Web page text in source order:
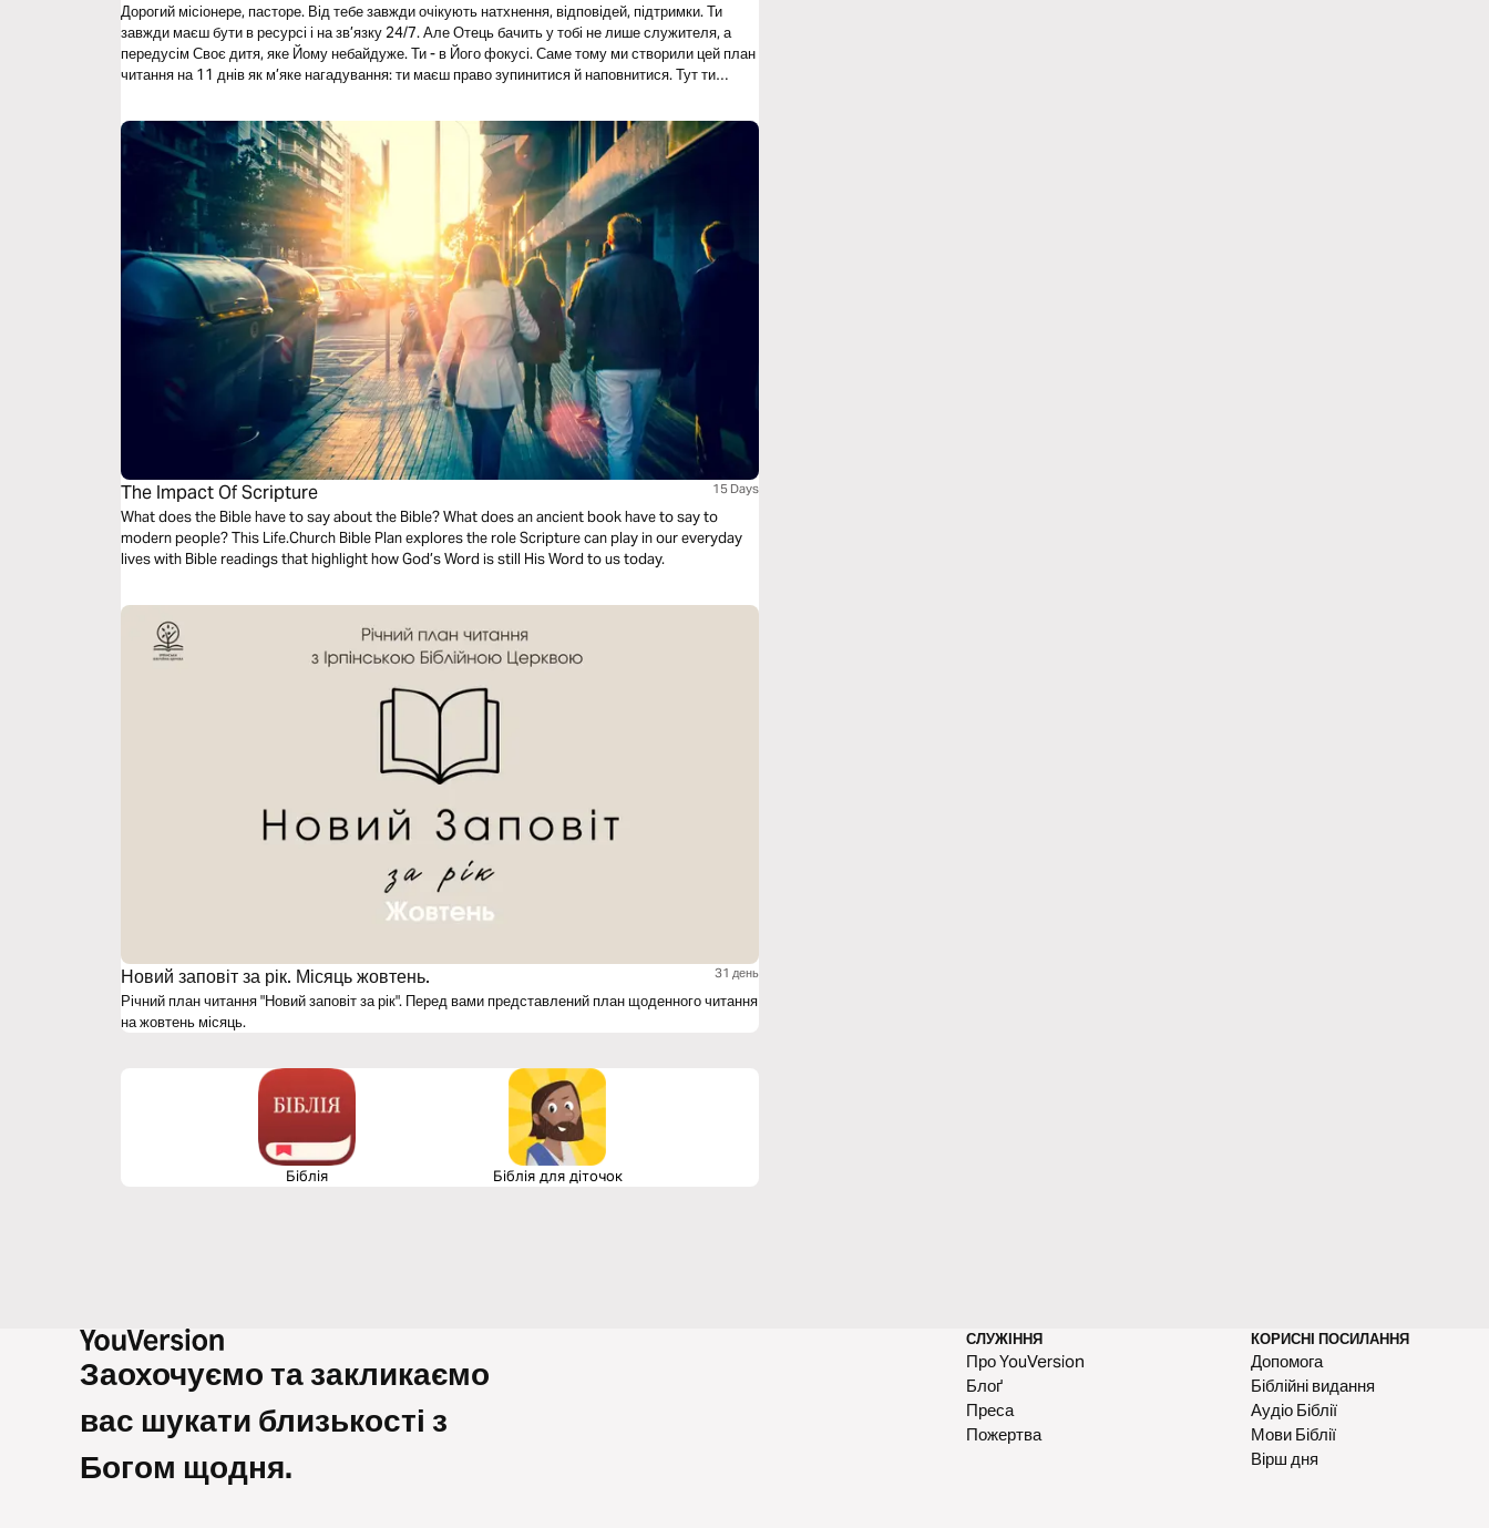
Дорогий місіонере, пасторе. Від тебе завжди очікують натхнення, відповідей, підтримки. Ти
завжди маєш бути в ресурсі і на зв’язку 24/7. Але Отець бачить у тобі не лише служителя, а
передусім Своє дитя, яке Йому небайдуже. Ти - в Його фокусі. Саме тому ми створили цей план
читання на 11 днів як м’яке нагадування: ти маєш право зупинитися й наповнитися. Тут ти
Автор: Яна Пасічна, куратор місіонерського руху «Global Vision”, ректор місіонерського коледжу
GVS у Полтаві
The Impact Of Scripture 15 Days
What does the Bible have to say about the Bible? What does an ancient book have to say to
modern people? This Life.Church Bible Plan explores the role Scripture can play in our everyday
lives with Bible readings that highlight how God’s Word is still His Word to us today.
Новий заповіт за рік. Місяць жовтень. 31 день
Річний план читання "Новий заповіт за рік". Перед вами представлений план щоденного читання
на жовтень місяць.
Біблія Біблія для діточок
Заохочуємо та закликаємо
вас шукати близькості з
Богом щодня.
СЛУЖІННЯ
Про YouVersion
Блоґ
Преса
Пожертва
КОРИСНІ ПОСИЛАННЯ
Допомога
Біблійні видання
Аудіо Біблії
Мови Біблії
Вірш дня